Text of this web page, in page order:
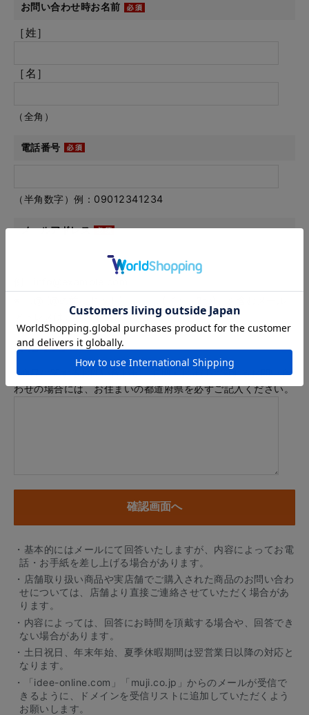
お問い合わせ時お名前
［姓］
［名］
（全角）
電話番号
（半角数字）例：09012341234
メールアドレス
アドレスはご利用いただけません
内容
※商品に関するお問い合わせ、納期・お届けに関するお問い合
わせの場合には、お住まいの都道府県を必ずご記入ください。
・基本的にはメールにて回答いたしますが、内容によってお電
話・お手紙を差し上げる場合があります。
・店舗取り扱い商品や実店舗でご購入された商品のお問い合わ
せについては、店舗より直接ご連絡させていただく場合があ
ります。
・内容によっては、回答にお時間を頂戴する場合や、回答でき
ない場合があります。
・土日祝日、年末年始、夏季休暇期間は翌営業日以降の対応と
なります。
・「idee-online.com」「muji.co.jp」からのメールが受信で
きるように、ドメインを受信リストに追加していただくよう
お願いします。